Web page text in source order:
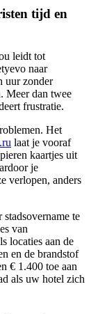
tijd en
leidt tot
naar
uur zonder
Meer dan twee
frustratie.
Het
laat je vooraf
kaartjes uit
je
verlopen, anders
te
van
locaties aan de
en de brandstof
€ 1.400 toe aan
als uw hotel zich